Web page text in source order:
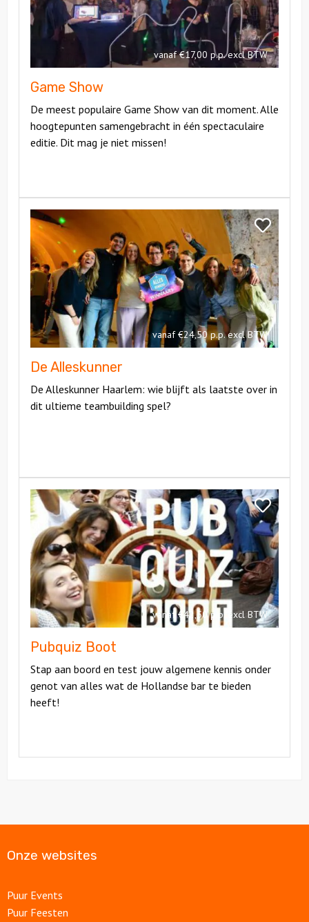
vanaf €17,00 p.p. excl BTW
Game Show
De meest populaire Game Show van dit moment. Alle
hoogtepunten samengebracht in één spectaculaire
editie. Dit mag je niet missen!
Bekijk
De
Alleskunner
vanaf €24,50 p.p. excl BTW
De Alleskunner
De Alleskunner Haarlem: wie blijft als laatste over in
dit ultieme teambuilding spel?
De
Alleskunner
Bekijk
Pubquiz
Boot
vanaf €42,50 p.p. excl BTW
Pubquiz Boot
Stap aan boord en test jouw algemene kennis onder
genot van alles wat de Hollandse bar te bieden
heeft!
Pubquiz
Boot
Onze websites
Puur Events
Puur Feesten